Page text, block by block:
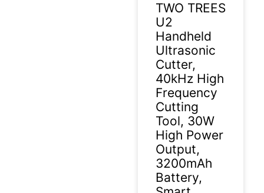
TWO TREES
U2
Handheld
Ultrasonic
Cutter,
40kHz High
Frequency
Cutting
Tool, 30W
High Power
Output,
3200mAh
Battery,